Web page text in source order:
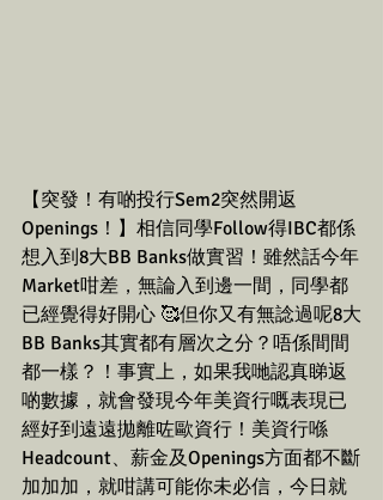
【突發！有啲投行Sem2突然開返
Openings！】相信同學Follow得IBC都係
想入到8大BB Banks做實習！雖然話今年
Market咁差，無論入到邊一間，同學都
已經覺得好開心 🥰但你又有無諗過呢8大
BB Banks其實都有層次之分？唔係間間
都一樣？！事實上，如果我哋認真睇返
啲數據，就會發現今年美資行嘅表現已
經好到遠遠拋離咗歐資行！美資行喺
Headcount、薪金及Openings方面都不斷
加加加，就咁講可能你未必信，今日就